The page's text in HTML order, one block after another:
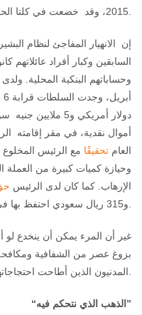
إن الانهيار المفاجئ لنظام
السابقين وكبار أفراد عائلاتهم
العام تحقيقًا مع الرئيس
وحيازة كميات كبيرة من
الإرهاب. كما كان لدى الرئيس
غير أن المرء يمكن أن ينخدع لو
بزوغ عصر من الشفافية
“الذهب الذي نتحكم فيه”